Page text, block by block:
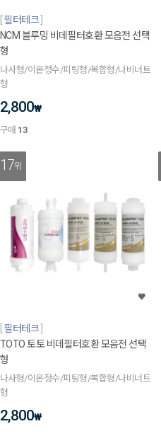
필터테크
NCM 블루밍 비데필터호환 모음전 선택
형
나사형/이온정수/피팅형/복합형/나비너트
형
2,800₩
구매 13
17위
필터테크
TOTO 토토 비데필터호환 모음전 선택
형
나사형/이온정수/피팅형/복합형/나비너트
형
2,800₩